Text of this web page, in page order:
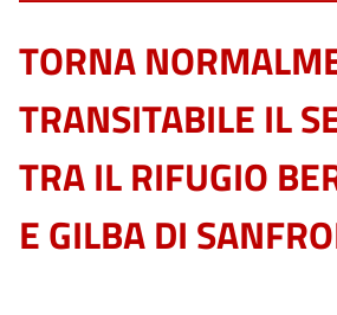
TORNA
TRANSITABILE IL
TRA IL RIFUGIO
E GILBA DI